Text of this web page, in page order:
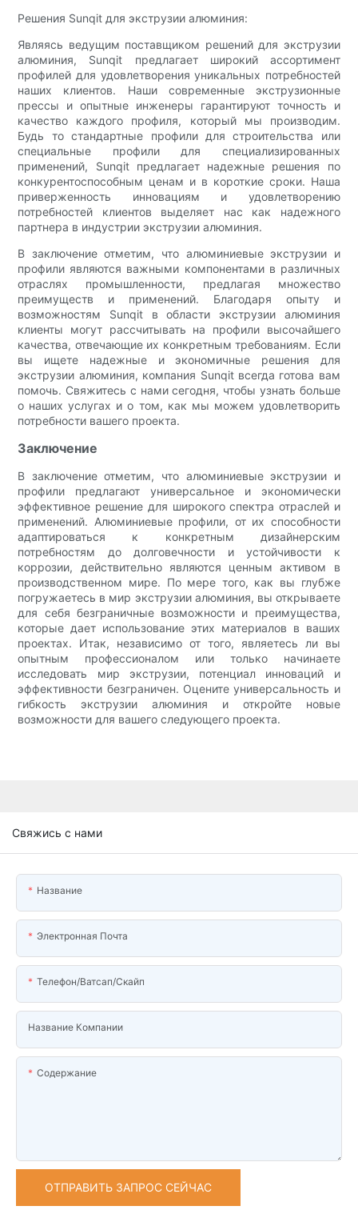
Решения Sunqit для экструзии алюминия:
Являясь ведущим поставщиком решений для экструзии
алюминия, Sunqit предлагает широкий ассортимент
профилей для удовлетворения уникальных потребностей
наших клиентов. Наши современные экструзионные
прессы и опытные инженеры гарантируют точность и
качество каждого профиля, который мы производим.
Будь то стандартные профили для строительства или
специальные профили для специализированных
применений, Sunqit предлагает надежные решения по
конкурентоспособным ценам и в короткие сроки. Наша
приверженность инновациям и удовлетворению
потребностей клиентов выделяет нас как надежного
партнера в индустрии экструзии алюминия.
В заключение отметим, что алюминиевые экструзии и
профили являются важными компонентами в различных
отраслях промышленности, предлагая множество
преимуществ и применений. Благодаря опыту и
возможностям Sunqit в области экструзии алюминия
клиенты могут рассчитывать на профили высочайшего
качества, отвечающие их конкретным требованиям. Если
вы ищете надежные и экономичные решения для
экструзии алюминия, компания Sunqit всегда готова вам
помочь. Свяжитесь с нами сегодня, чтобы узнать больше
о наших услугах и о том, как мы можем удовлетворить
потребности вашего проекта.
Заключение
В заключение отметим, что алюминиевые экструзии и
профили предлагают универсальное и экономически
эффективное решение для широкого спектра отраслей и
применений. Алюминиевые профили, от их способности
адаптироваться к конкретным дизайнерским
потребностям до долговечности и устойчивости к
коррозии, действительно являются ценным активом в
производственном мире. По мере того, как вы глубже
погружаетесь в мир экструзии алюминия, вы открываете
для себя безграничные возможности и преимущества,
которые дает использование этих материалов в ваших
проектах. Итак, независимо от того, являетесь ли вы
опытным профессионалом или только начинаете
исследовать мир экструзии, потенциал инноваций и
эффективности безграничен. Оцените универсальность и
гибкость экструзии алюминия и откройте новые
возможности для вашего следующего проекта.
Свяжись с нами
Название
Электронная Почта
Телефон/ватсап/скайп
Название Компании
Содержание
ОТПРАВИТЬ ЗАПРОС СЕЙЧАС